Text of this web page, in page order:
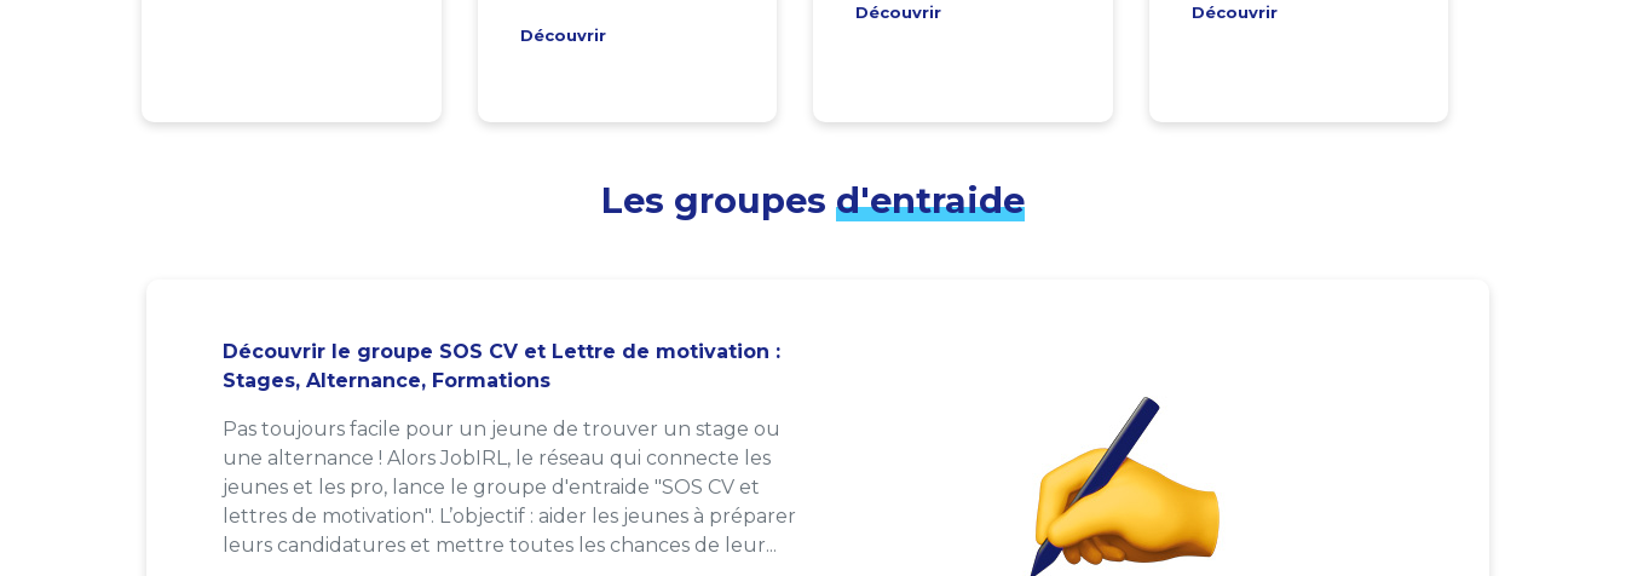
Découvrir
Découvrir Découvrir
Les groupes d'entraide
Découvrir le groupe SOS CV et Lettre de motivation :
Stages, Alternance, Formations
Pas toujours facile pour un jeune de trouver un stage ou
une alternance ! Alors JobIRL, le réseau qui connecte les
jeunes et les pro, lance le groupe d'entraide "SOS CV et
lettres de motivation". L’objectif : aider les jeunes à préparer
leurs candidatures et mettre toutes les chances de leur...